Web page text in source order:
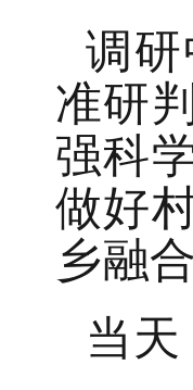
调
准研
强科
做好
乡融
当